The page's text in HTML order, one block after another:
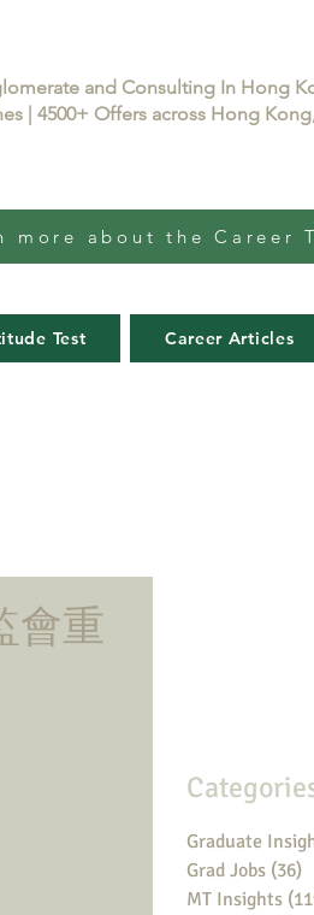
and Consulting In Hong
| 4500+ Offers across Hong
more about the Career
Test Career Articles
會重
Graduate
Grad Jobs (36)
MT Insights